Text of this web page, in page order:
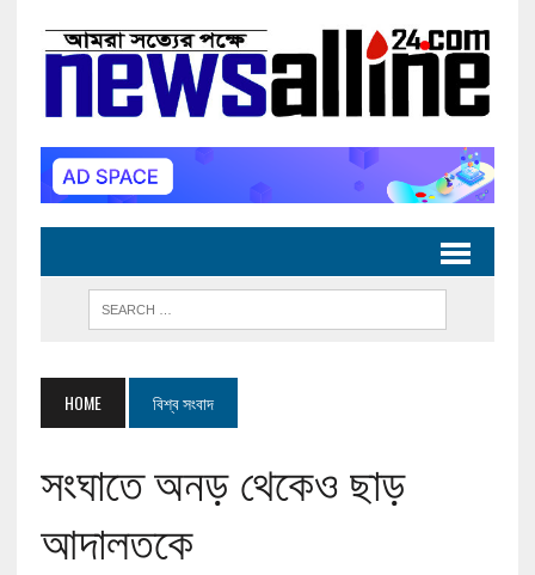
HOME বিশ্ব সংবাদ
সংঘাতে অনড় থেকেও ছাড়
আদালতকে